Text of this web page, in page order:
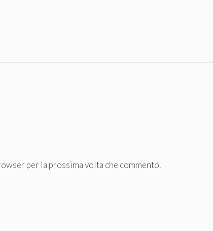
per la prossima volta che commento.